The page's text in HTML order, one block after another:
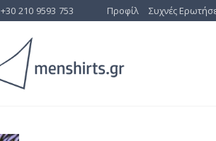
+30 210 9593 753 Προφίλ Συχνές